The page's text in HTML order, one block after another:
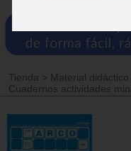
Tienda > Material
Cuadernos actividades